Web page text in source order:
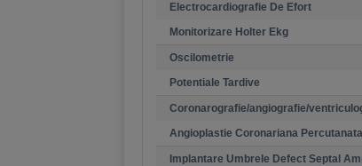
Electrocardiografie De Efort
Monitorizare Holter Ekg
Oscilometrie
Potentiale Tardive
Coronarografie/angiografie/
Angioplastie Coronariana
Implantare Umbrele Defect Septal